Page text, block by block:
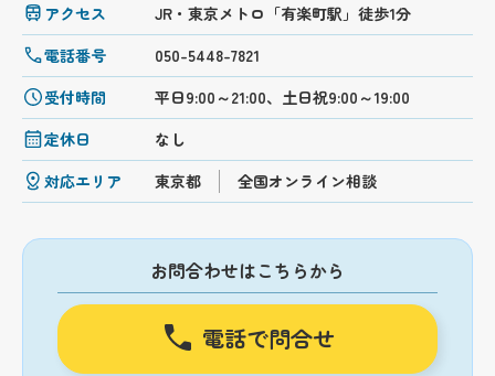
アクセス
JR・東京メトロ「有楽町駅」徒歩1分
電話番号
050-5448-7821
受付時間
平日9:00～21:00、土日祝9:00～19:00
定休日
なし
対応エリア
東京都 全国オンライン相談
お問合わせはこちらから
電話で問合せ